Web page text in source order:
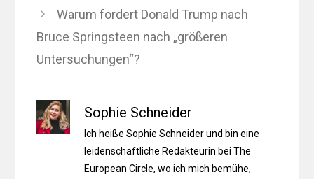
Warum fordert Donald Trump nach
Bruce Springsteen nach „größeren
Untersuchungen“?
Sophie Schneider
Ich heiße Sophie Schneider und bin eine
leidenschaftliche Redakteurin bei The
European Circle, wo ich mich bemühe,